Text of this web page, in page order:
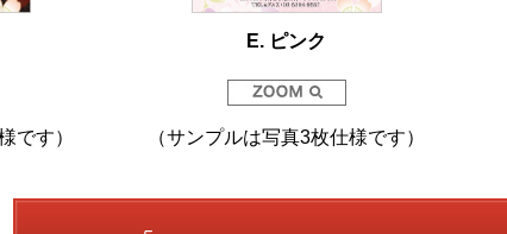
です）
E. ピンク
（サンプルは写真3枚仕様です）